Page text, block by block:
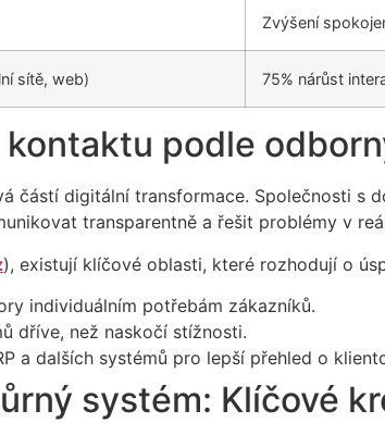
Zvýšení
sítě, web) 75% nárůst
podle
částí digitální transformace. Společnosti s
transparentně a řešit problémy v
), existují klíčové oblasti, které rozhodují o
individuálním potřebám zákazníků.
dříve, než naskočí stížnosti.
a dalších systémů pro lepší přehled o
systém: Klíčové